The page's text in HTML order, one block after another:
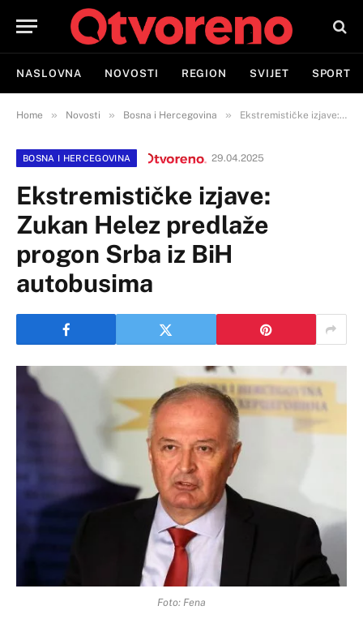
NASLOVNA NOVOSTI REGION SVIJET SPORT
Home » Novosti » Bosna i Hercegovina » Ekstremističke izjave: Zukan Helez predlaže progon Srba iz BiH autobusima
BOSNA I HERCEGOVINA 29.04.2025
Ekstremističke izjave:
Zukan Helez predlaže
progon Srba iz BiH
autobusima
Foto: Fena